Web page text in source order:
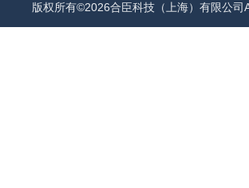
版权所有©2026合臣科技（上海）有限公